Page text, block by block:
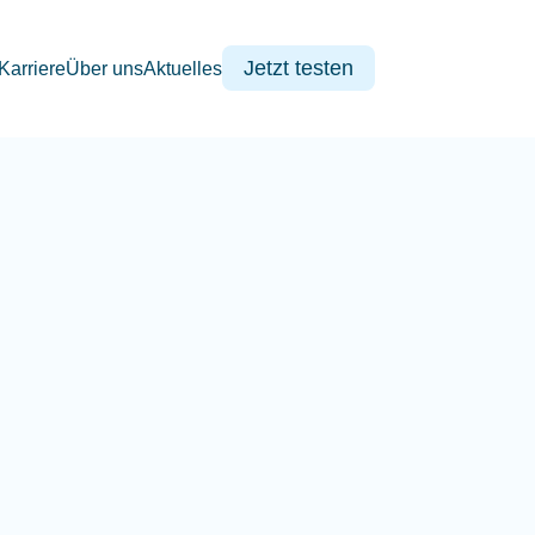
Über unsAktuelles Jetzt testen